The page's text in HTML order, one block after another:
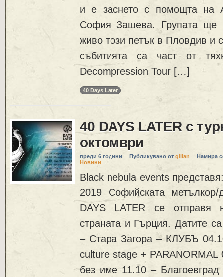
и е заснето с помощта на
София Зашева. Групата ще
живо този петък в Пловдив и
събитията са част от
Decompression Tour […]
40 Days Later
40 DAYS LATER с
октомври
преди 6 години Публикувано от gillan
Намира
Новини
Black nebula events
2019 Софийската
DAYS LATER се отправя
страната и Гърция. Датите
– Стара Загора – КЛУБЪ
culture stage + PARANORMAL
без име 11.10 –